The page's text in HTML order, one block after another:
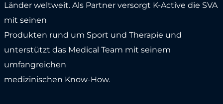
Länder weltweit. Als Partner versorgt K-Active die SVA
mit seinen
Produkten rund um Sport und Therapie und
unterstützt das Medical Team mit seinem
umfangreichen
medizinischen Know-How.